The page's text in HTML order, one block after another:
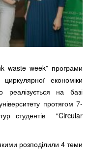
waste week” програми
економіки
на базі
протягом 7-
студентів “Circular
розподілили 4 теми